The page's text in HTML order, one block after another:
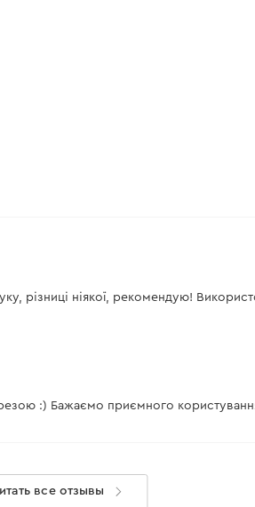
різниці ніякої, рекомендую!
:) Бажаємо приємного
все отзывы